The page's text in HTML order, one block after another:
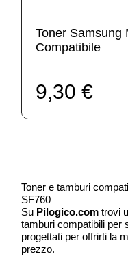
Toner Samsung
Compatibile
9,30 €
Toner e tamburi
SF760
Su Pilogico.com trovi
tamburi compatibili per
progettati per offrirti la
prezzo.